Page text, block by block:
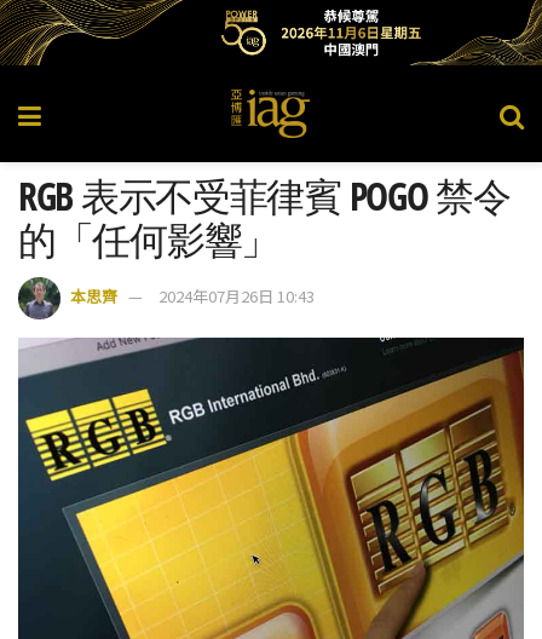
RGB 表示不受菲律賓 POGO 禁令
的「任何影響」
本思齊 2024年07月26日 10:43